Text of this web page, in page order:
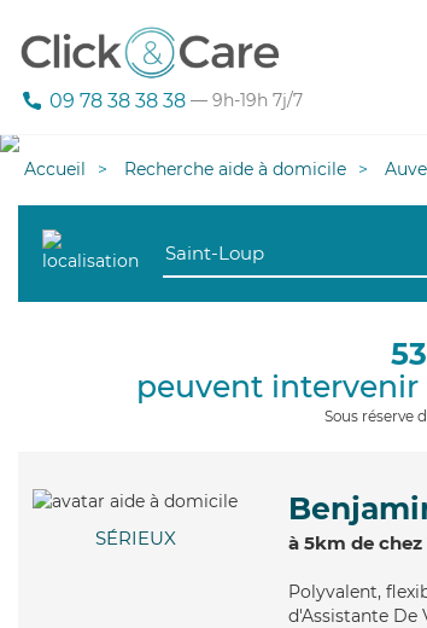
09 78 38 38 38 — 9h-19h 7j/7
Accueil Recherche aide à domicile
peuvent intervenir
Sous réserve
SÉRIEUX à 5km de chez
Polyvalent,
d'Assistante De